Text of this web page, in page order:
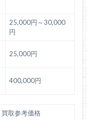
25,000円～30,000
円
25,000円
400,000円
買取参考価格